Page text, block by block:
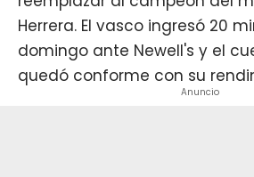
Herrera. El vasco ingresó 20
domingo ante Newell's y el
quedó conforme con su
Anuncio